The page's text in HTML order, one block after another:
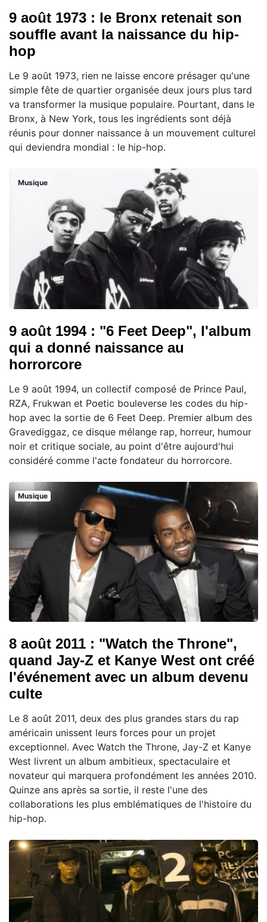
9 août 1973 : le Bronx retenait son
souffle avant la naissance du hip-
hop
Le 9 août 1973, rien ne laisse encore présager qu'une
simple fête de quartier organisée deux jours plus tard
va transformer la musique populaire. Pourtant, dans le
Bronx, à New York, tous les ingrédients sont déjà
réunis pour donner naissance à un mouvement culturel
qui deviendra mondial : le hip-hop.
Musique
9 août 1994 : "6 Feet Deep", l'album
qui a donné naissance au
horrorcore
Le 9 août 1994, un collectif composé de Prince Paul,
RZA, Frukwan et Poetic bouleverse les codes du hip-
hop avec la sortie de 6 Feet Deep. Premier album des
Gravediggaz, ce disque mélange rap, horreur, humour
noir et critique sociale, au point d'être aujourd'hui
considéré comme l'acte fondateur du horrorcore.
Musique
8 août 2011 : "Watch the Throne",
quand Jay-Z et Kanye West ont créé
l'événement avec un album devenu
culte
Le 8 août 2011, deux des plus grandes stars du rap
américain unissent leurs forces pour un projet
exceptionnel. Avec Watch the Throne, Jay-Z et Kanye
West livrent un album ambitieux, spectaculaire et
novateur qui marquera profondément les années 2010.
Quinze ans après sa sortie, il reste l'une des
collaborations les plus emblématiques de l'histoire du
hip-hop.